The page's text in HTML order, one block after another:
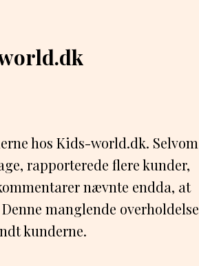
hos Kids-world.dk. Selvom
rapporterede flere kunder,
nævnte endda, at
manglende overholdelse
kunderne.